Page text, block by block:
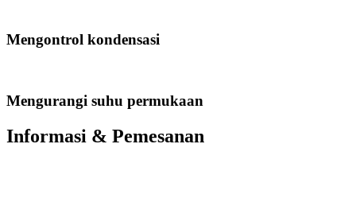
Mengontrol kondensasi
Mengurangi suhu permukaan
Informasi & Pemesanan